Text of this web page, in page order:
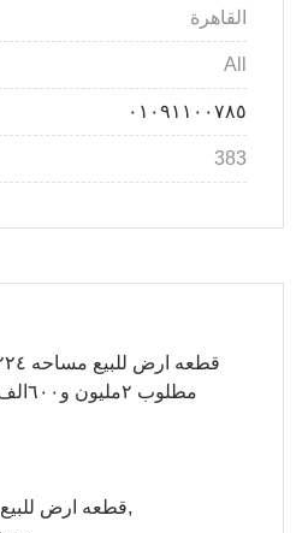
القاهرة
All
٠١٠٩١١٠٠٧٨٥
383
التمن وبها قواعد بالa6مطلوب ٢مليون و٦٠٠الف
قطعه ارض للبيع ف العتاشر من رمضان,